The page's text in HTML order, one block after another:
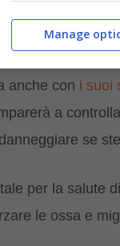
aveva mai
anche con i suoi
a
se
per la salute
le ossa e
Manage